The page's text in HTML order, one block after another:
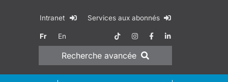
Intranet Services aux abonnés
Fr En
Recherche avancée